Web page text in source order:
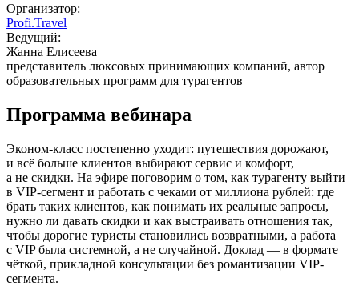
Организатор:
Profi.Travel
Ведущий:
Жанна Елисеева
представитель люксовых принимающих компаний, автор
образовательных программ для турагентов
Программа вебинара
Эконом-класс постепенно уходит: путешествия дорожают,
и всё больше клиентов выбирают сервис и комфорт,
а не скидки. На эфире поговорим о том, как турагенту выйти
в VIP-сегмент и работать с чеками от миллиона рублей: где
брать таких клиентов, как понимать их реальные запросы,
нужно ли давать скидки и как выстраивать отношения так,
чтобы дорогие туристы становились возвратными, а работа
с VIP была системной, а не случайной. Доклад — в формате
чёткой, прикладной консультации без романтизации VIP-
сегмента.